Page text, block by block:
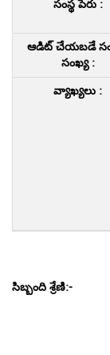
సిబ్బంది శ్రేణి:-